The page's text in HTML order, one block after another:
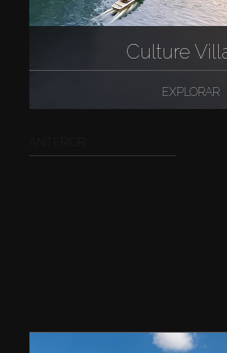
Culture
EXPLORAR